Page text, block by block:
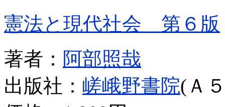
憲法と現代社会 第６版
著者： 阿部照哉
出版社： 嵯峨野書院(Ａ